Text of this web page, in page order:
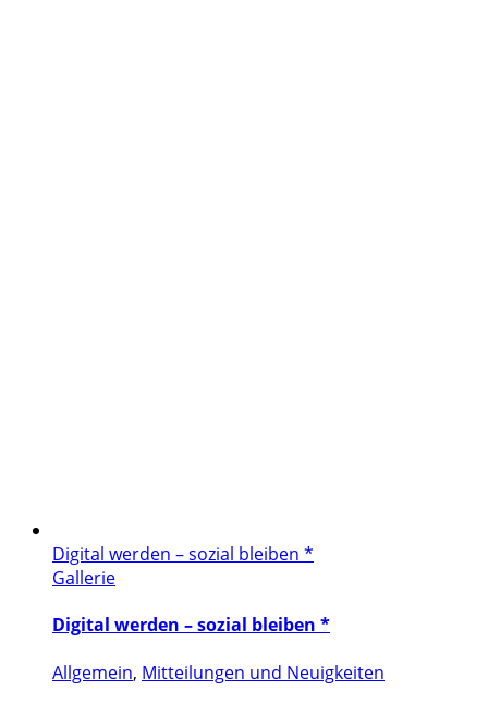
Digital werden – sozial bleiben *
Gallerie
Digital werden – sozial bleiben *
Allgemein,Mitteilungen und Neuigkeiten